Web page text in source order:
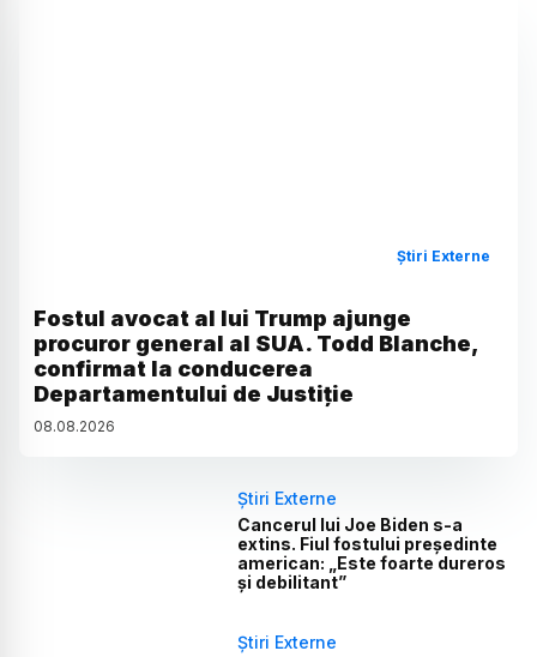
Știri Externe
Fostul avocat al lui Trump ajunge
procuror general al SUA. Todd Blanche,
confirmat la conducerea
Departamentului de Justiție
08.08.2026
Știri Externe
Cancerul lui Joe Biden s-a
extins. Fiul fostului președinte
american: „Este foarte dureros
și debilitant”
Știri Externe